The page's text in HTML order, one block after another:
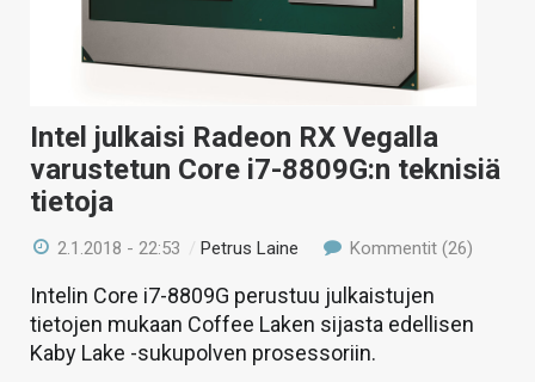
Intel julkaisi Radeon RX Vegalla
varustetun Core i7-8809G:n teknisiä
tietoja
2.1.2018 - 22:53 /Petrus Laine Kommentit (26)
Intelin Core i7-8809G perustuu julkaistujen
tietojen mukaan Coffee Laken sijasta edellisen
Kaby Lake -sukupolven prosessoriin.